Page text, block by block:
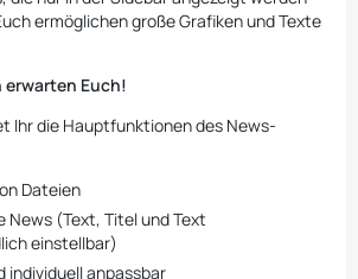
ermöglichen große Grafiken und Texte
erwarten Euch!
Ihr die Hauptfunktionen des News-
Dateien
News (Text, Titel und Text
einstellbar)
individuell anpassbar